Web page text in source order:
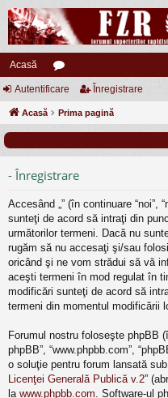
Acasă
or
u
Autentificare Înregistrare
Acasă Prima pagină
- Înregistrare
Accesând „” (în continuare “noi”,
sunteţi de acord să intraţi din
următorilor termeni. Dacă nu
rugăm să nu accesaţi şi/sau
oricând şi ne vom strădui să vă
aceşti termeni în mod regulat în
modificări sunteţi de acord să
termeni din momentul modificării
Forumul nostru foloseşte phpBB
phpBB”, “www.phpbb.com”,
o soluţie pentru forum lansată sub
Licenţei Generală Publică v.2”
la www.phpbb.com . Software-ul